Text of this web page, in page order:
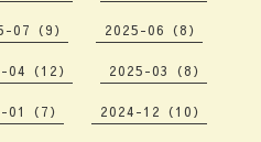
07（9） 2025-06（8）
04（12） 2025-03（8）
（7） 2024-12（10）